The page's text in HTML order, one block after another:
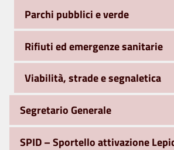
Parchi pubblici e verde
Rifiuti ed emergenze sanitarie
Viabilità, strade e segnaletica
Segretario Generale
SPID – Sportello attivazione